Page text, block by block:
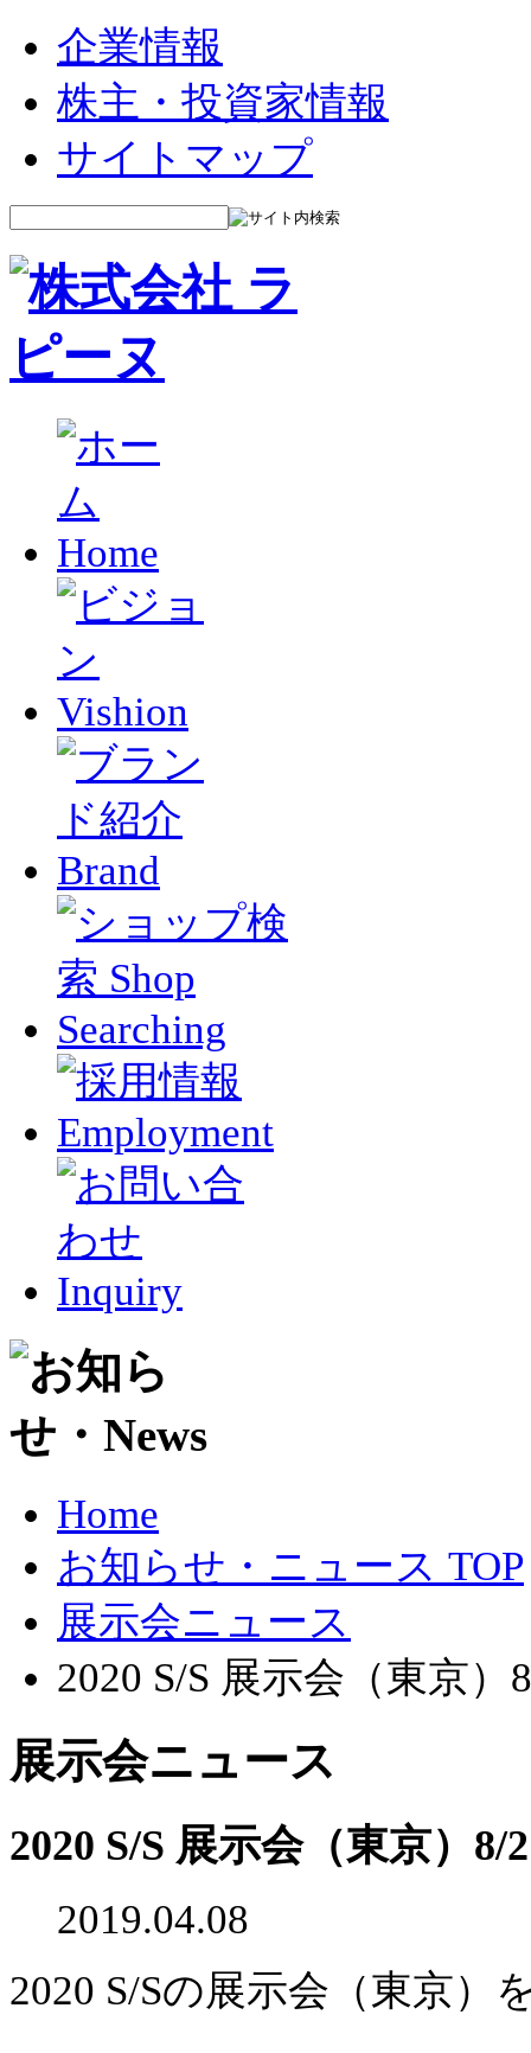
企業情報
株主・投資家情報
サイトマップ
Home
お知らせ・ニュース TOP
展示会ニュース
2020 S/S 展示会（東京）
展示会ニュース
2020 S/S 展示会（東京）8/
2019.04.08
2020 S/Sの展示会（東京）